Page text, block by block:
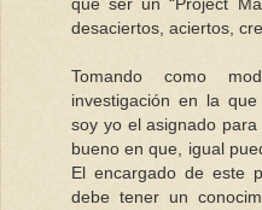
que ser un “Project
desaciertos, aciertos,
Tomando como
investigación en la
soy yo el asignado
bueno en que, igual
El encargado de este
debe tener un